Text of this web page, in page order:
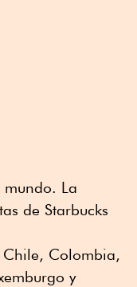
mundo. La
de Starbucks
Chile, Colombia,
y